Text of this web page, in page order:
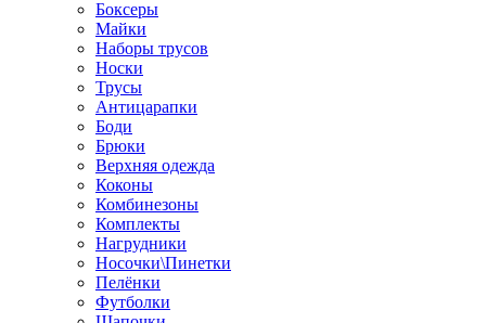
Боксеры
Майки
Наборы трусов
Носки
Трусы
Антицарапки
Боди
Брюки
Верхняя одежда
Коконы
Комбинезоны
Комплекты
Нагрудники
Носочки\Пинетки
Пелёнки
Футболки